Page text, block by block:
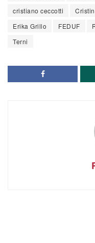
cristiano ceccotti
Erika Grillo
FEDUF
Terni